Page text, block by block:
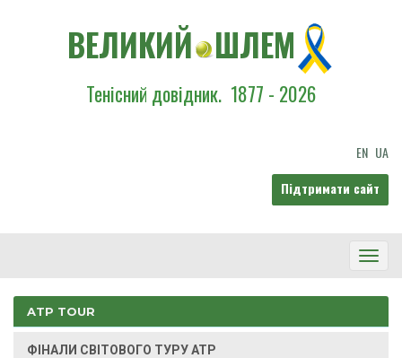
ВЕЛИКИЙ ШЛЕМ
Тенісний довідник. 1877 - 2026
EN UA
Підтримати сайт
ATP TOUR
ФІНАЛИ СВІТОВОГО ТУРУ ATP